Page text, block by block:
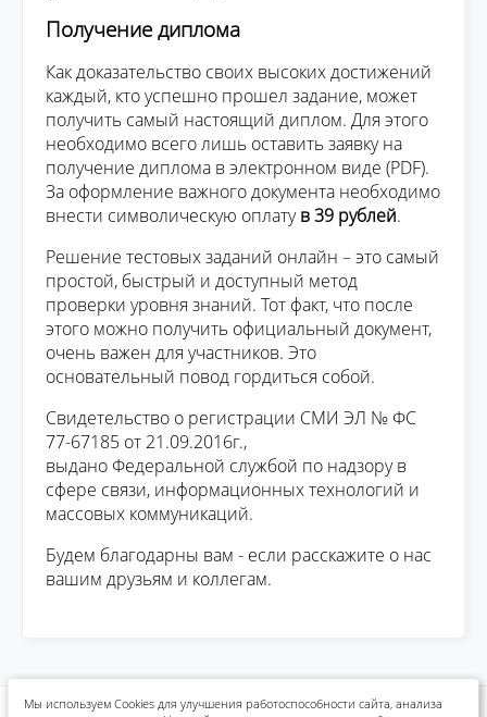
Получение диплома
Как доказательство своих высоких достижений
каждый, кто успешно прошел задание, может
получить самый настоящий диплом. Для этого
необходимо всего лишь оставить заявку на
получение диплома в электронном виде (PDF).
За оформление важного документа необходимо
внести символическую оплатув 39 рублей.
Решение тестовых заданий онлайн – это самый
простой, быстрый и доступный метод
проверки уровня знаний. Тот факт, что после
этого можно получить официальный документ,
очень важен для участников. Это
основательный повод гордиться собой.
Свидетельство о регистрации СМИ ЭЛ № ФС
77-67185 от 21.09.2016г.,
выдано Федеральной службой по надзору в
сфере связи, информационных технологий и
массовых коммуникаций.
Будем благодарны вам - если расскажите о нас
вашим друзьям и коллегам.
Мы используем Cookies для улучшения работоспособности сайта, анализа